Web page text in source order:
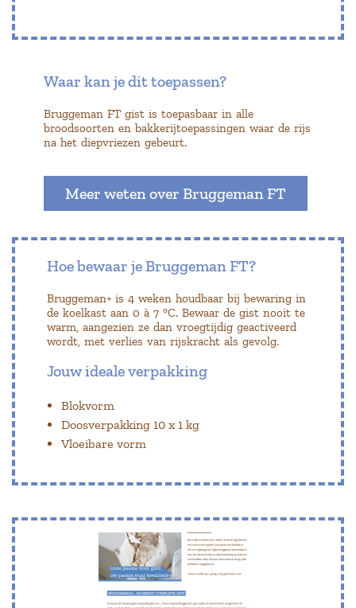
Waar kan je dit toepassen?
Bruggeman FT gist is toepasbaar in alle
broodsoorten en bakkerijtoepassingen waar de rijs
na het diepvriezen gebeurt.
Meer weten over Bruggeman FT
Hoe bewaar je Bruggeman FT?
Bruggeman+ is 4 weken houdbaar bij bewaring in
de koelkast aan 0 à 7 °C. Bewaar de gist nooit te
warm, aangezien ze dan vroegtijdig geactiveerd
wordt, met verlies van rijskracht als gevolg.
Jouw ideale verpakking
Blokvorm
Doosverpakking 10 x 1 kg
Vloeibare vorm